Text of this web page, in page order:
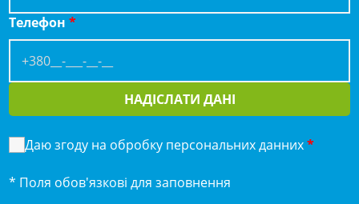
Телефон*
НАДІСЛАТИ ДАНІ
Даю згоду на обробку персональних данних*
* Поля обов'язкові для заповнення